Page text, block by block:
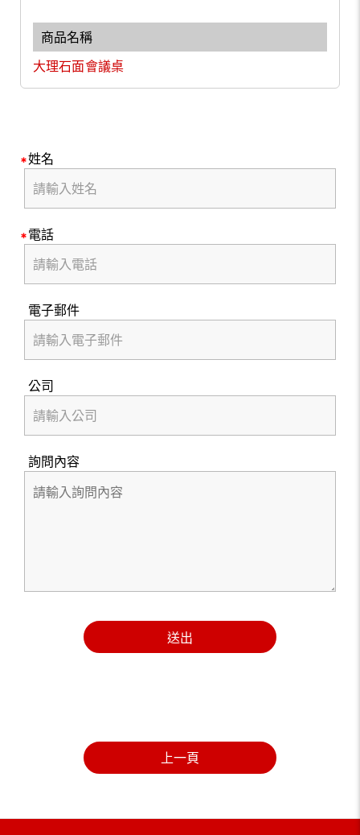
大理石面會議桌
姓名
電話
電子郵件
公司
詢問內容
送出
上一頁